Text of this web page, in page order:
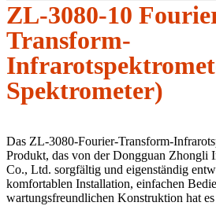
ZL-3080-10
Transform-
Spektrometer)
Das ZL-3080-Fourier-Transform-
Produkt, das von der Dongguan Zhongli
Co., Ltd. sorgfältig und eigenständig
komfortablen Installation, einfachen
wartungsfreundlichen Konstruktion hat